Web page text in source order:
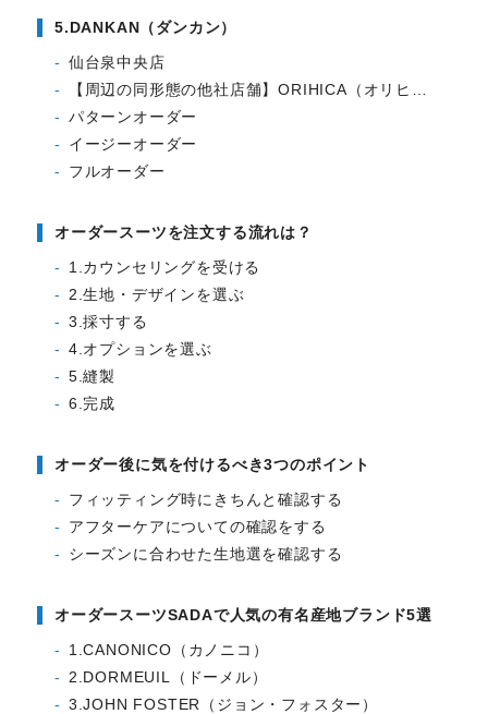
5.DANKAN（ダンカン）
仙台泉中央店
パターンオーダー
イージーオーダー
フルオーダー
オーダースーツを注文する流れは？
1.カウンセリングを受ける
2.生地・デザインを選ぶ
3.採寸する
4.オプションを選ぶ
5.縫製
6.完成
オーダー後に気を付けるべき3つのポイント
フィッティング時にきちんと確認する
アフターケアについての確認をする
シーズンに合わせた生地選を確認する
オーダースーツSADAで人気の有名産地ブランド5選
1.CANONICO（カノニコ）
2.DORMEUIL（ドーメル）
3.JOHN FOSTER（ジョン・フォスター）